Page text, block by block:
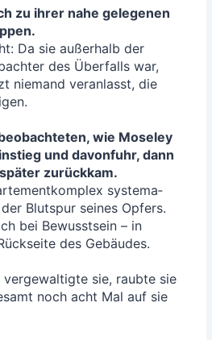
zu ihrer nahe gele­ge­nen
Da sie außer­halb der
des Über­falls war,
nie­mand ver­an­lasst, die
wie Mose­ley
und davon­fuhr, dann
zurück­kam.
sys­te­ma­
Blut­spur sei­nes Opfers.
bei Bewusst­sein – in
des Gebäu­des.
sie, raub­te sie
noch acht Mal auf sie